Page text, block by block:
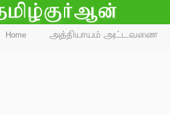
Home அத்தியாயம் அட்டவணை